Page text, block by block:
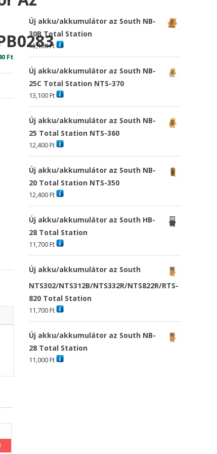
Ft Current
price
22,640 Ft
Új akku/akkumulátor az South NB-
30B Total Station
13,100Ft
Új akku/akkumulátor az South NB-
25C Total Station NTS-370
13,100Ft
Új akku/akkumulátor az South NB-
25 Total Station NTS-360
12,400Ft
Új akku/akkumulátor az South NB-
20 Total Station NTS-350
12,400Ft
Új akku/akkumulátor az South HB-
28 Total Station
11,700Ft
Új akku/akkumulátor az South
NTS302/NTS312B/NTS332R/NTS822R/RTS-
820 Total Station
11,700Ft
Új akku/akkumulátor az South NB-
28 Total Station
11,000Ft